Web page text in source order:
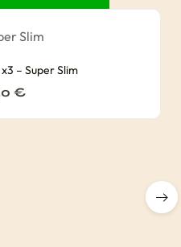
– Super Slim
€